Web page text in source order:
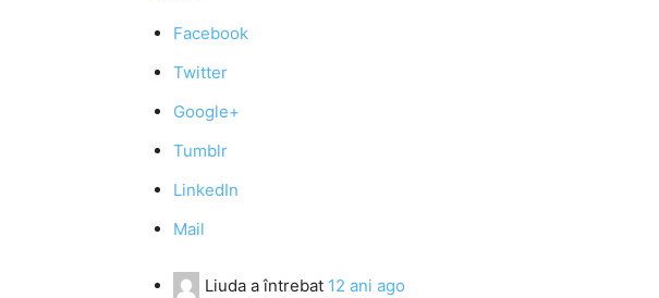
Facebook
Twitter
Google+
Tumblr
LinkedIn
Mail
Liuda a întrebat 12 ani ago